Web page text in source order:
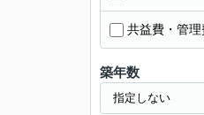
共益費・管
築年数